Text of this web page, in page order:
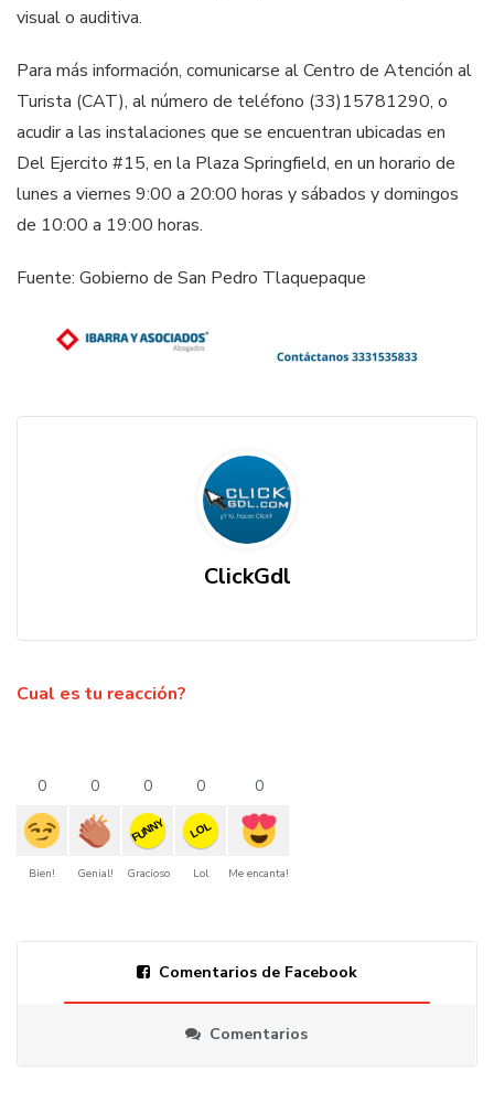
visual o auditiva.
Para más información, comunicarse al Centro de Atención al
Turista (CAT), al número de teléfono (33)15781290, o
acudir a las instalaciones que se encuentran ubicadas en
Del Ejercito #15, en la Plaza Springfield, en un horario de
lunes a viernes 9:00 a 20:00 horas y sábados y domingos
de 10:00 a 19:00 horas.
Fuente: Gobierno de San Pedro Tlaquepaque
ClickGdl
Cual es tu reacción?
0
Bien!
0
Genial!
0
FUNNY
Gracioso
0
LOL
Lol
0
Me encanta!
Comentarios de Facebook
Comentarios